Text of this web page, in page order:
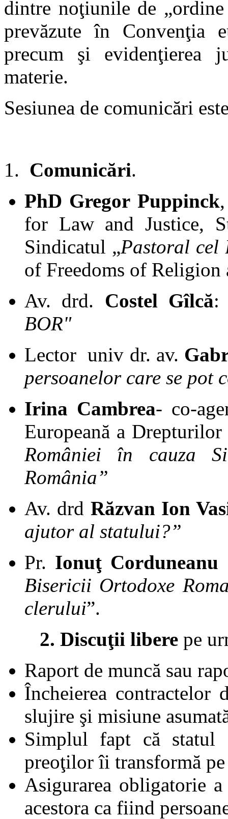
dintre noţiunile de
prevăzute în Convenţia
precum şi evidenţierea
materie.
Sesiunea de comunicări
Comunicări.
PhD Gregor Puppinck
for Law and Justice,
Sindicatul „Pastoral cel
of Freedoms of Religion
Av. drd. Costel Gîlcă
BOR"
Lector univ dr. av.
persoanelor care se pot
Irina Cambrea- co-
Europeană a
României în cauza
România”
Av. drd Răzvan Ion
ajutor al statului?”
Pr. Ionuţ Corduneanu
Bisericii Ortodoxe
clerului”.
2. Discuţii libere pe
Raport de muncă sau
Încheierea contractelor
slujire şi misiune
Simplul fapt că statul
preoţilor îi transformă
Asigurarea obligatorie
acestora ca fiind